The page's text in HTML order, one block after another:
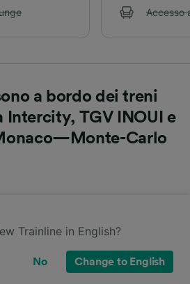
Accesso
a bordo dei treni
Intercity, TGV INOUI e
Carlo
TGV INOUI Regionale
Trainline in English?
No Change to English